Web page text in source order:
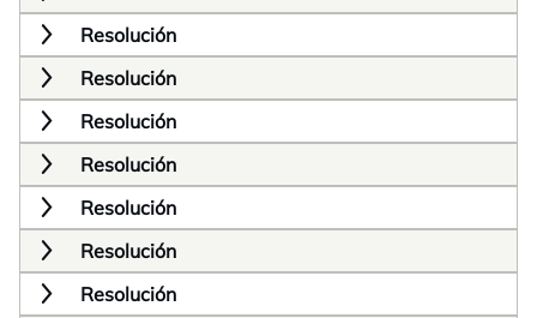
Resolución
Resolución
Resolución
Resolución
Resolución
Resolución
Resolución